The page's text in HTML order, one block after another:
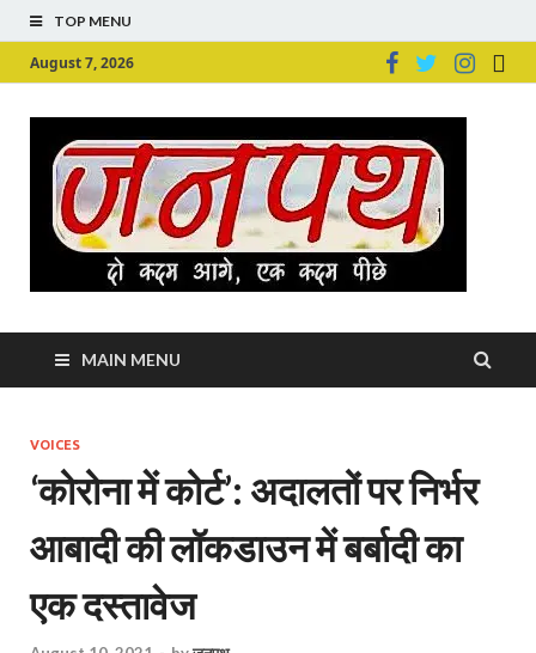
TOP MENU
August 7, 2026
MAIN MENU
VOICES
‘कोरोना में कोर्ट’: अदालतों पर निर्भर
आबादी की लॉकडाउन में बर्बादी का
एक दस्तावेज